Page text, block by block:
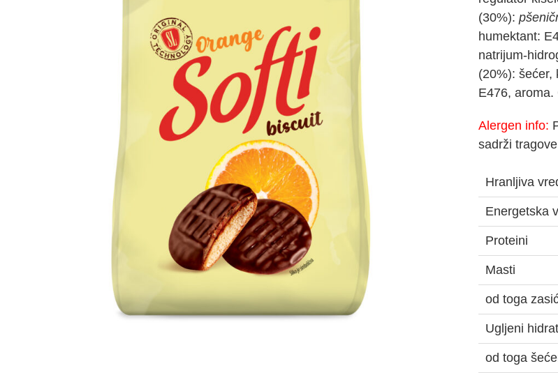
(30%):
humektant:
natrijum-
(20%):
E476,
Alergen info:
sadrži
Hranljiva
Energetska
Proteini
Masti
od toga
Ugljeni
od toga